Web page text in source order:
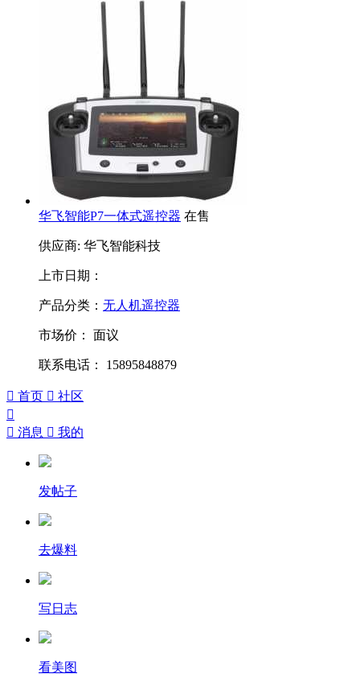
华飞智能P7一体式遥控器 在售
供应商: 华飞智能科技
上市日期：
产品分类： 无人机遥控器
市场价： 面议
联系电话： 15895848879
 首页  社区

 消息  我的
发帖子
去爆料
写日志
看美图